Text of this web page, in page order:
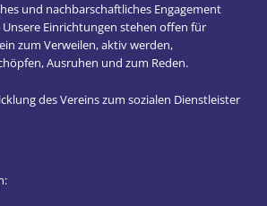
und nachbarschaftliches Engagement
Unsere Einrichtungen stehen offen für
zum Verweilen, aktiv werden,
Ausruhen und zum Reden.
des Vereins zum sozialen Dienstleister